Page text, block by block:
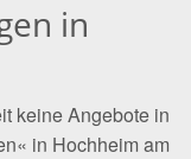
in
keine Angebote in
in Hochheim am